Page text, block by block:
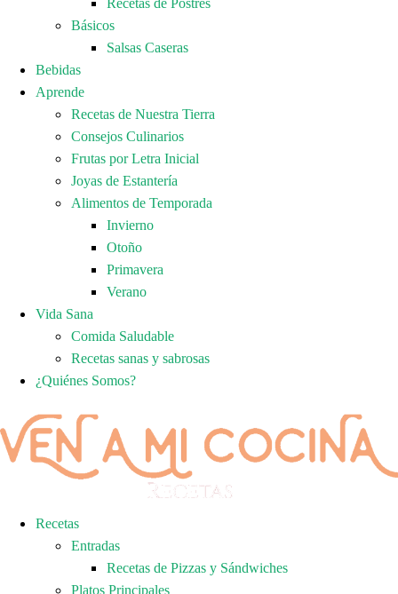
Recetas de Postres
Básicos
Salsas Caseras
Bebidas
Aprende
Recetas de Nuestra Tierra
Consejos Culinarios
Frutas por Letra Inicial
Joyas de Estantería
Alimentos de Temporada
Invierno
Otoño
Primavera
Verano
Vida Sana
Comida Saludable
Recetas sanas y sabrosas
¿Quiénes Somos?
Recetas
Entradas
Recetas de Pizzas y Sándwiches
Platos Principales